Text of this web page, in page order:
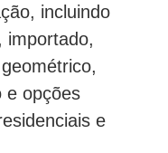
incluindo
importado,
e opções
e